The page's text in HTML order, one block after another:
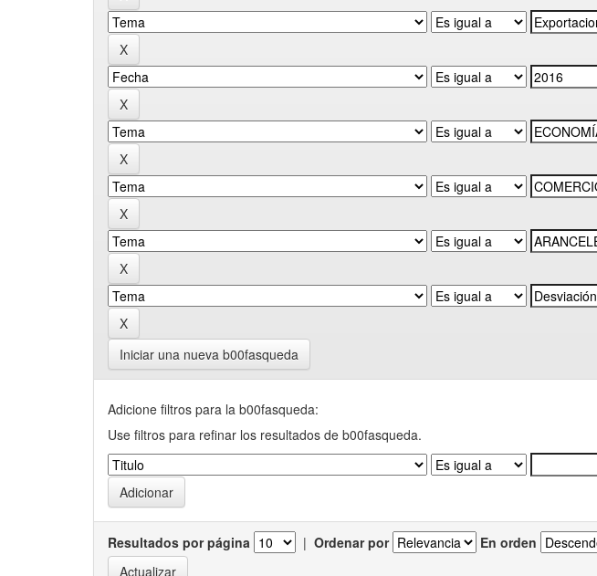
Iniciar una nueva b00fasqueda
Adicione filtros para la b00fasqueda:
Use filtros para refinar los resultados de b00fasqueda.
Resultados por página | Ordenar por En orden